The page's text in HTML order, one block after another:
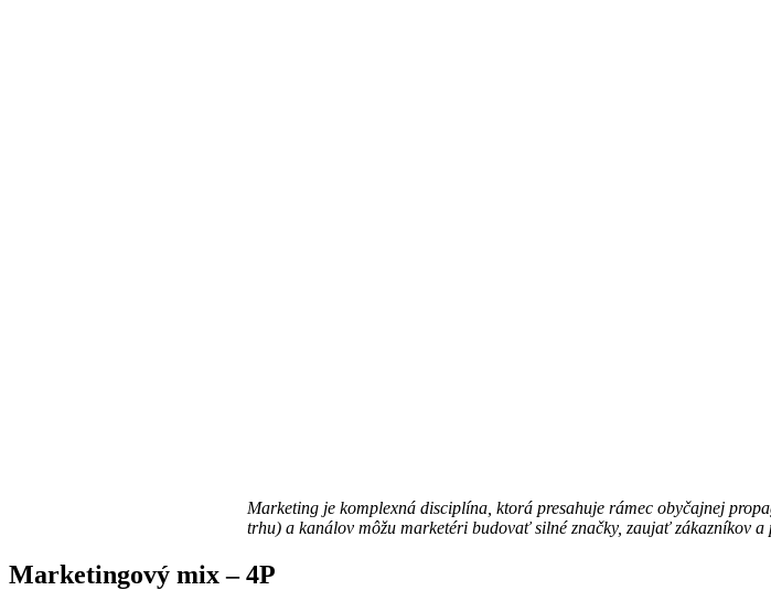
Marketing je komplexná disciplína, ktorá presahuje rámec obyčajnej
trhu) a kanálov môžu marketéri budovať silné značky, zaujať zákazníkov
Marketingový mix – 4P